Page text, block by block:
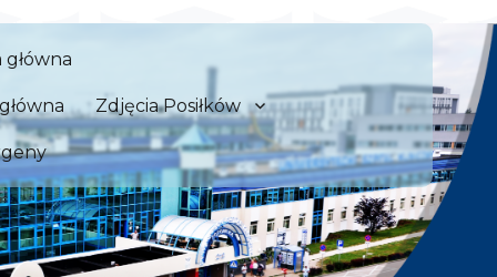
Kliniczny we
zdrowia
główna
Zdjęcia Posiłków